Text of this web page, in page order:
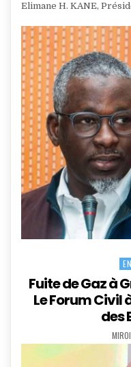
Elimane H. KANE,
in
Fuite de Gaz à
Le Forum Civil
des